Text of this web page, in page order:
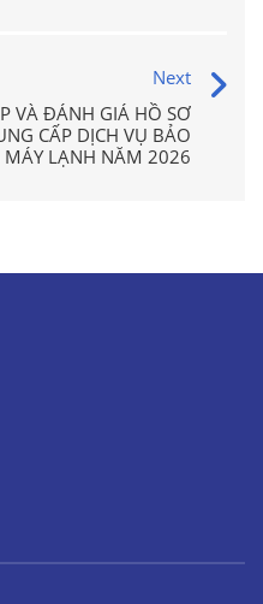
Next
VÀ ĐÁNH GIÁ HỒ SƠ
CẤP DỊCH VỤ BẢO
MÁY LẠNH NĂM 2026